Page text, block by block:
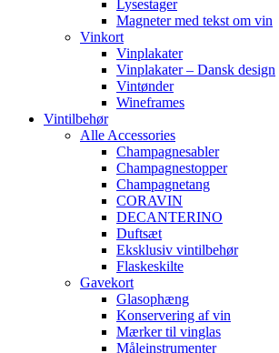
Lysestager
Magneter med tekst om vin
Vinkort
Vinplakater
Vinplakater – Dansk design
Vintønder
Wineframes
Vintilbehør
Alle Accessories
Champagnesabler
Champagnestopper
Champagnetang
CORAVIN
DECANTERINO
Duftsæt
Eksklusiv vintilbehør
Flaskeskilte
Gavekort
Glasophæng
Konservering af vin
Mærker til vinglas
Måleinstrumenter